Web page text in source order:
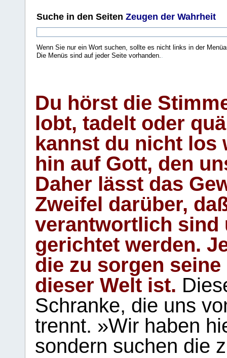
Suche in den Seiten Zeugen der Wahrheit
Wenn Sie nur ein Wort suchen, sollte es nicht links in der
Die Menüs sind auf jeder Seite vorhanden.
Du hörst die
lobt, tadelt oder
kannst du nicht los
hin auf Gott, den
Daher lässt das
Zweifel darüber,
verantwortlich sind
gerichtet werden.
die zu sorgen
dieser Welt ist.
Schranke, die uns
trennt. »Wir haben
sondern suchen die